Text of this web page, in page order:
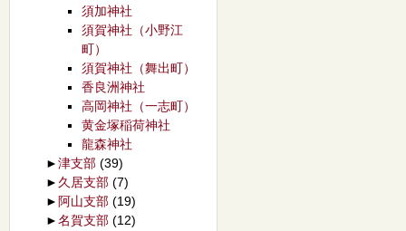
須加神社
須賀神社（小野江
町）
須賀神社（舞出町）
香良洲神社
高岡神社（一志町）
黄金塚稲荷神社
龍森神社
►津支部 (39)
► 久居支部 (7)
► 阿山支部 (19)
►名賀支部 (12)